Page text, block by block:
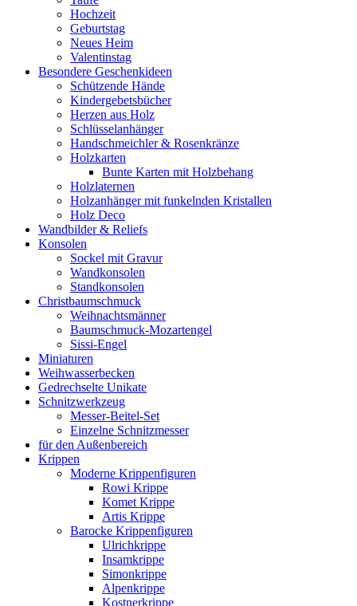
Hochzeit
Geburtstag
Neues Heim
Valentinstag
Besondere Geschenkideen
Schützende Hände
Kindergebetsbücher
Herzen aus Holz
Schlüsselanhänger
Handschmeichler & Rosenkränze
Holzkarten
Bunte Karten mit Holzbehang
Holzlaternen
Holzanhänger mit funkelnden Kristallen
Holz Deco
Wandbilder & Reliefs
Konsolen
Sockel mit Gravur
Wandkonsolen
Standkonsolen
Christbaumschmuck
Weihnachtsmänner
Baumschmuck-Mozartengel
Sissi-Engel
Miniaturen
Weihwasserbecken
Gedrechselte Unikate
Schnitzwerkzeug
Messer-Beitel-Set
Einzelne Schnitzmesser
für den Außenbereich
Krippen
Moderne Krippenfiguren
Rowi Krippe
Komet Krippe
Artis Krippe
Barocke Krippenfiguren
Ulrichkrippe
Insamkrippe
Simonkrippe
Alpenkrippe
Kostnerkrippe